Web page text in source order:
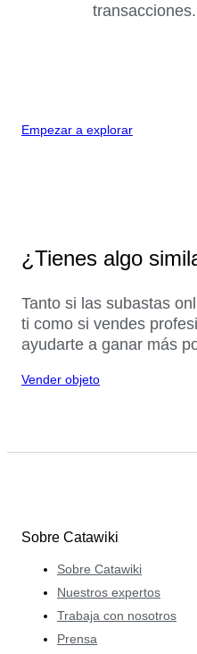
transacciones.
Empezar a explorar
¿Tienes algo
Tanto si las subastas
ti como si vendes
ayudarte a ganar más
Vender objeto
Sobre Catawiki
Sobre Catawiki
Nuestros expertos
Trabaja con nosotros
Prensa